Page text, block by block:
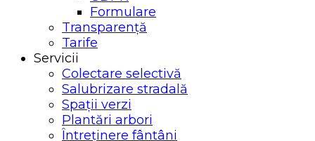
Formulare
Transparență
Tarife
Servicii
Colectare selectivă
Salubrizare stradală
Spații verzi
Plantări arbori
Întreținere fântâni